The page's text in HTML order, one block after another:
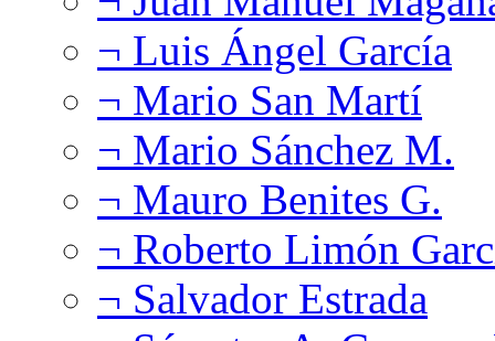
¬ Luis Ángel García
¬ Mario San Martí
¬ Mario Sánchez M.
¬ Mauro Benites G.
¬ Roberto Limón
¬ Salvador Estrada